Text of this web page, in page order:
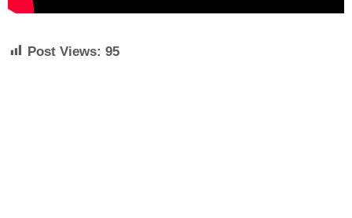
Post Views: 95